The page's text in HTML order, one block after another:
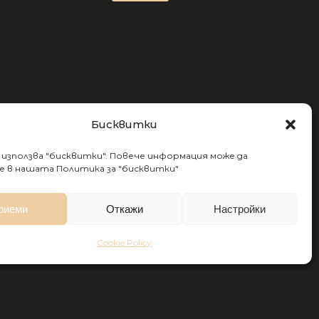
Бисквитки
"бисквитки". Повече информация може да
в нашата Политика за "бисквитки"
Откажи Настройки
Cookie Policy